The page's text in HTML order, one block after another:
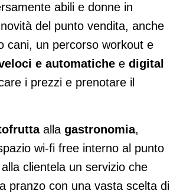
abili e donne in
del punto vendita, anche
cani, un percorso workout e
e automatiche e digital
i prezzi e prenotare il
alla gastronomia,
wi-fi free interno al punto
clientela un servizio che
pranzo con una vasta scelta di